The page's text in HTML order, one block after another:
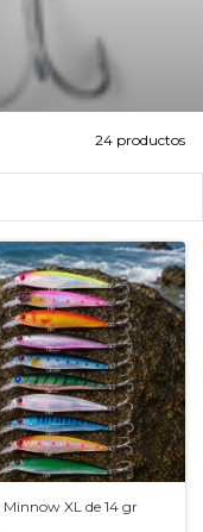
24 productos
Minnow XL de 14 gr